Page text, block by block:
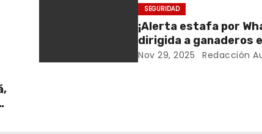
SEGURIDAD
¡Alerta estafa por
dirigida a ganaderos
regiones de Colombia!
Nov 29, 2025 Redacción